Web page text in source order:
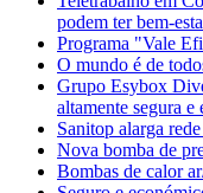
podem ter bem-
Programa "Vale
O mundo é de
Grupo Esybox
altamente segura e
Sanitop alarga
Nova bomba de
Bombas de calor